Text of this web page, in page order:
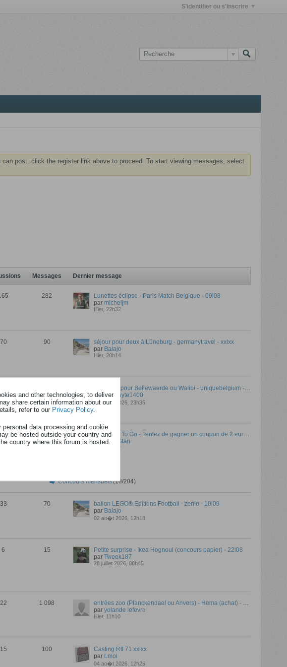
S'identifier ou s'inscrire
post: click the register link above to proceed. To start viewing messages, select
Messages Dernier message
282
Lunettes éclipse - Paris Match Belgique - 09l08
par micheljm
Hier, 22h32
70 90
séjour pour deux à Lüneburg - germanytravel - xxlxx
par Balajo
Hier, 20h14
​​​​​​​2 entrées pour Bellewaerde ou Walibi - uniquebelgium - 18l08
parneophyte1400
04 ao�t 2026, 23h35
71 1 827
Too Good To Go - Tentez de gagner un coupon de 2 euros chaque heure
parFan2Stan
Hier, 21h22
Concours mensuels(18/204)
33 70
ballon LEGO® Editions Football - zenio - 10l09
par Balajo
02 ao�t 2026, 12h18
6 15
Petite surprise - Ikea Hognoul (concours papier) - 22l08
par Tweek187
28 juillet 2026, 08h45
22 1 098
entrées zoo (Planckendael ou Anvers) - Hema (achat) - 30l08
par yolande lefevre
Hier, 11h10
15 100
Casting Rtl 71 xxlxx
par Lmoi
04 ao�t 2026, 12h25
and other technologies, to deliver
share certain information about our
refer to our Privacy Policy.
data processing and cookie
be hosted outside your country and
country where this forum is hosted.